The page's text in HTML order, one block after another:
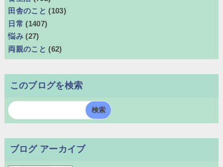
田舎のこと (103)
日常 (1407)
悩み (27)
両親のこと (62)
このブログを検索
ブログ アーカイブ